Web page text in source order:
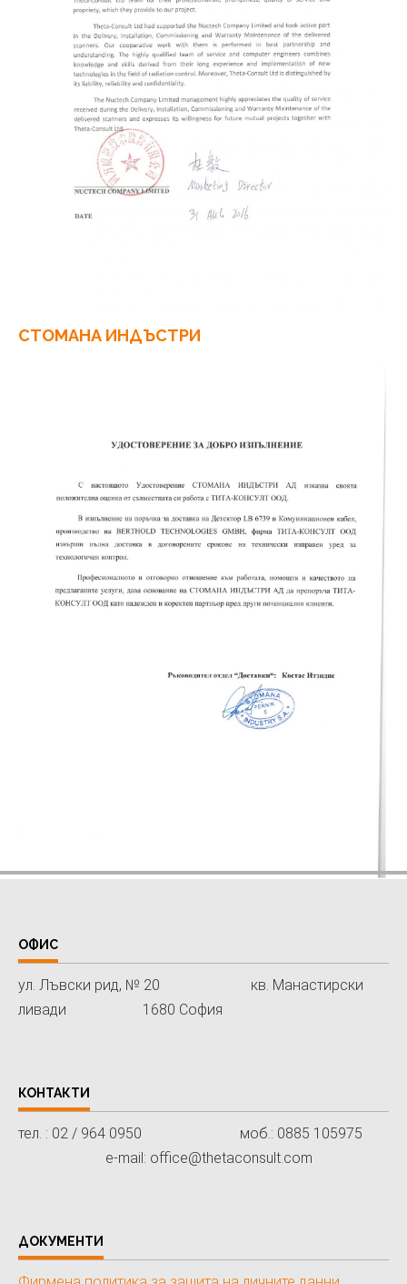
СТОМАНА ИНДЪСТРИ
ОФИС
ул. Лъвски рид, № 20 кв. Манастирски
ливади 1680 София
КОНТАКТИ
тел. : 02 / 964 0950 моб.: 0885 105975
e-mail: office@thetaconsult.com
ДОКУМЕНТИ